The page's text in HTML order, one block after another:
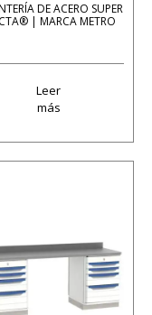
DE ACERO SUPER
| MARCA METRO
Leer
más